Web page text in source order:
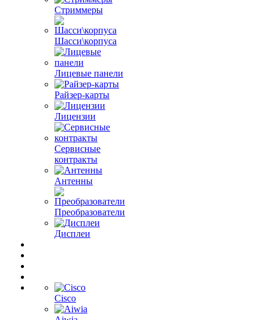
Стриммеры
Шасси\корпуса
Лицевые панели
Райзер-карты
Лицензии
Сервисные
контракты
Антенны
Преобразователи
Дисплеи
Cisco